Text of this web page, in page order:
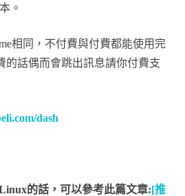
。
相同，不付費與付費都能使用完
的話偶而會跳出訊息請你付費支
dash
的話，可以參考此篇文章:[推